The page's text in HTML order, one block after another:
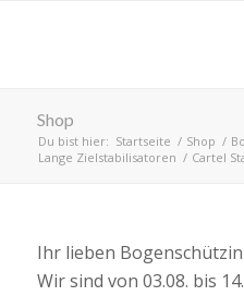
Shop
Du bist hier: Startseite / Shop /
Lange Zielstabilisatoren / Cartel
Ihr lieben
Wir sind von 03.08. bis